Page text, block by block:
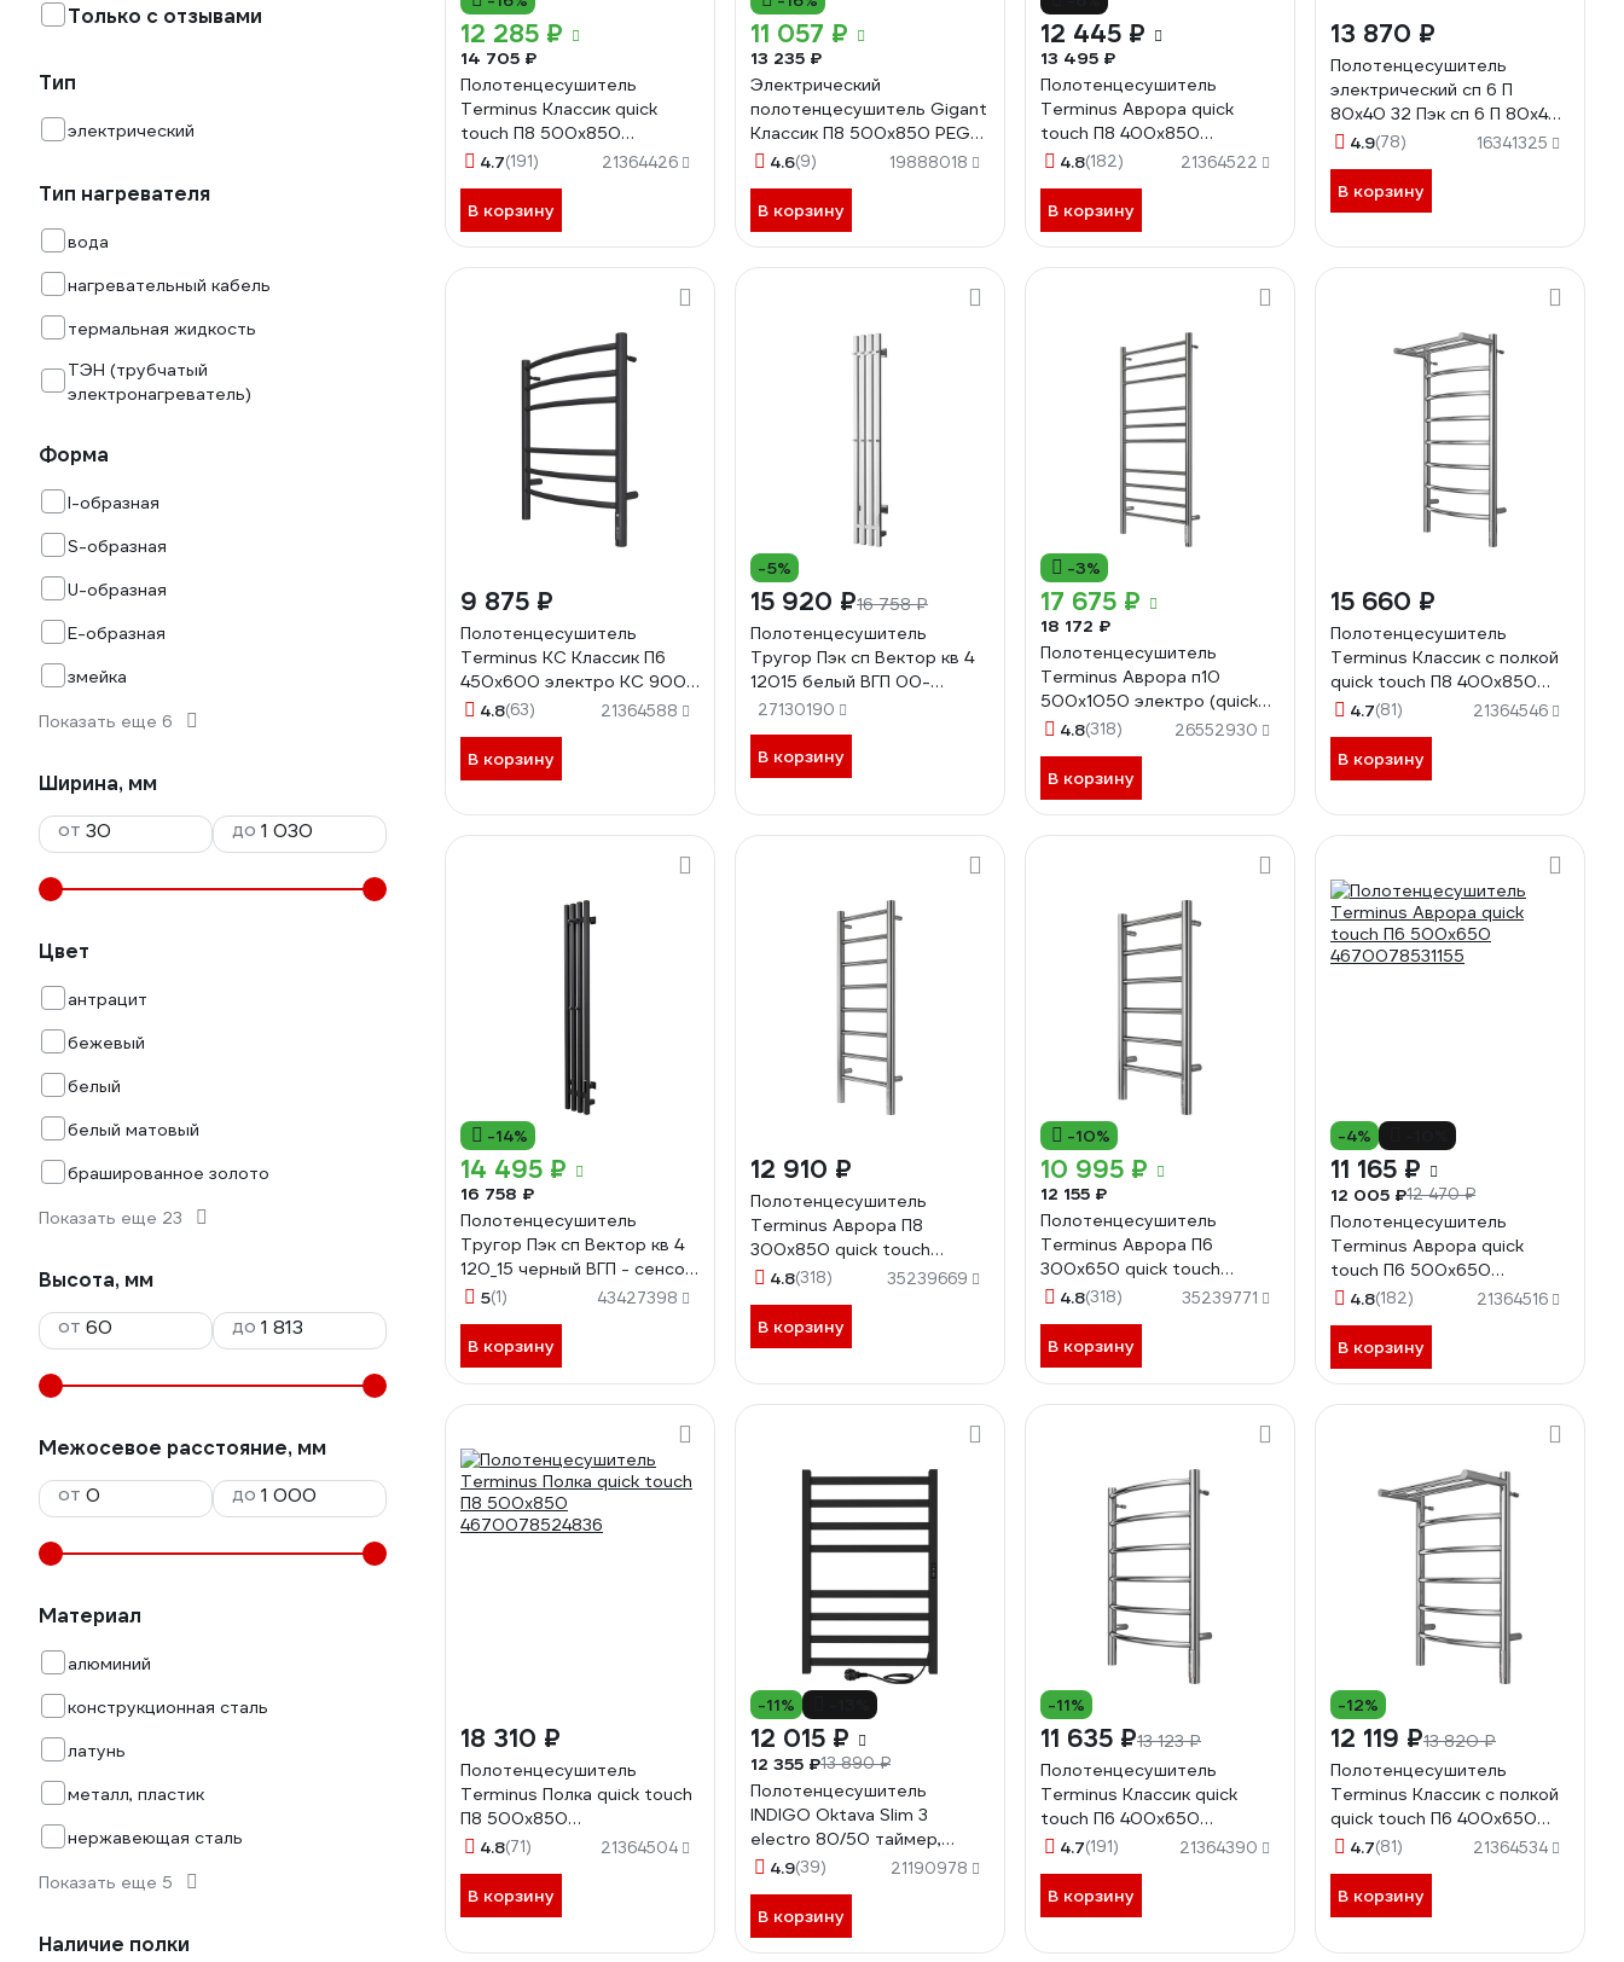
Только с отзывами
Тип
электрический
Тип нагревателя
вода
нагревательный кабель
термальная жидкость
ТЭН (трубчатый
электронагреватель)
Форма
I-образная
S-образная
U-образная
Е-образная
змейка
Показать еще 6
Ширина, мм
от
до
Цвет
антрацит
бежевый
белый
белый матовый
брашированное золото
Показать еще 23
Высота, мм
от
до
Межосевое расстояние, мм
от
до
Материал
алюминий
конструкционная сталь
латунь
металл, пластик
нержавеющая сталь
Показать еще 5
Наличие полки
12 285 ₽
14 705 ₽
Полотенцесушитель
Terminus Классик quick
touch П8 500x850
4670078531360
4.7(191) 21364426
В корзину
11 057 ₽
13 235 ₽
Электрический
полотенцесушитель Gigant
Классик П8 500x850 PEG-
10-00
4.6(9) 19888018
В корзину
12 445 ₽
13 495 ₽
Полотенцесушитель
Terminus Аврора quick
touch П8 400x850
4670078531162
4.8(182) 21364522
В корзину
13 870 ₽
Полотенцесушитель
электрический сп 6 П
80х40 32 Пэк сп 6 П 80х40
32 Тругор 00267363 00-
4.9(78) 16341325
В корзину
9 875 ₽
Полотенцесушитель
Terminus КС Классик П6
450x600 электро КС 9005
матовый 4670078527578
4.8(63) 21364588
В корзину
-5%
15 920 ₽16 758 ₽
Полотенцесушитель
Тругор Пэк сп Вектор кв 4
12015 белый ВГП 00-
00045251
27130190
В корзину
-3%
17 675 ₽
18 172 ₽
Полотенцесушитель
Terminus Аврора п10
500x1050 электро (quick
touch) 4670078544360
4.8(318) 26552930
В корзину
15 660 ₽
Полотенцесушитель
Terminus Классик с полкой
quick touch П8 400x850
4670078531407
4.7(81) 21364546
В корзину
-14%
14 495 ₽
16 758 ₽
Полотенцесушитель
Тругор Пэк сп Вектор кв 4
120_15 черный ВГП - сенсор
00-00050075
5(1) 43427398
В корзину
12 910 ₽
Полотенцесушитель
Terminus Аврора П8
300x850 quick touch
4670078541833
4.8(318) 35239669
В корзину
-10%
10 995 ₽
12 155 ₽
Полотенцесушитель
Terminus Аврора П6
300x650 quick touch
4670078541826
4.8(318) 35239771
В корзину
-4%
11 165 ₽
12 005 ₽12 470 ₽
Полотенцесушитель
Terminus Аврора quick
touch П6 500x650
4670078531155
4.8(182) 21364516
В корзину
18 310 ₽
Полотенцесушитель
Terminus Полка quick touch
П8 500x850
4670078524836
4.8(71) 21364504
В корзину
-11%
12 015 ₽
12 355 ₽13 890 ₽
Полотенцесушитель
INDIGO Oktava Slim 3
electro 80/50 таймер,
скрытый монтаж,
подключение R/L
LСLOKS3E80-50BRRt
4.9(39) 21190978
В корзину
-11%
11 635 ₽13 123 ₽
Полотенцесушитель
Terminus Классик quick
touch П6 400x650
4670078531308
4.7(191) 21364390
В корзину
-12%
12 119 ₽13 820 ₽
Полотенцесушитель
Terminus Классик с полкой
quick touch П6 400x650
4670078531384
4.7(81) 21364534
В корзину